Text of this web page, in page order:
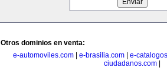
Otros dominios en venta:
e-automoviles.com
e-brasilia.com
e-
ciudadanos.com